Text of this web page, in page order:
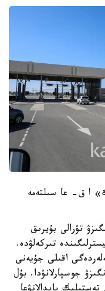
ك» ا ق- عا سىلتەمە
تۋرالى بۇيرىق
تىركەلۋدە.
اقىلى جۇيەنى
ەنگىزۋ جوسپارلانۋدا. بۇل